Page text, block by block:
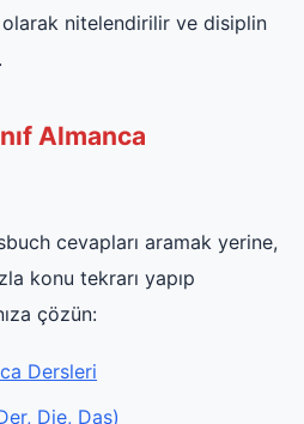
nitelendirilir ve disiplin
Almanca
cevapları aramak yerine,
konu tekrarı yapıp
çözün:
Dersleri
Die, Das)